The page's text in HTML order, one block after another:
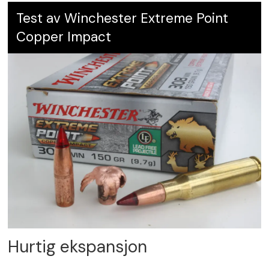
Test av Winchester Extreme Point
Copper Impact
Hurtig ekspansjon